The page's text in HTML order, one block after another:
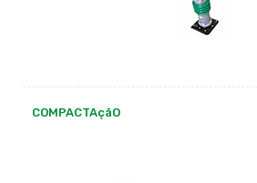
COMPACTAçãO